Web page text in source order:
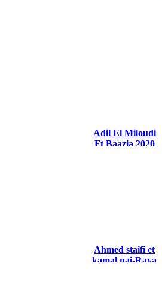
Adil El Miloudi
Ft Baazia 2020
Ahmed staifi et
kamal nai-Raya